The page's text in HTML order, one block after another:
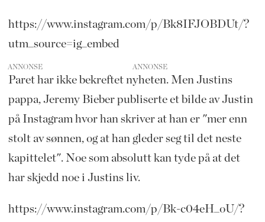
https://www.instagram.com/p/Bk8IFJOBDUt/?
utm_source=ig_embed
ANNONSE
Paret har ikke bekreftet nyheten. Men Justins
pappa, Jeremy Bieber publiserte et bilde av Justin
på Instagram hvor han skriver at han er "mer enn
stolt av sønnen, og at han gleder seg til det neste
kapittelet". Noe som absolutt kan tyde på at det
har skjedd noe i Justins liv.
https://www.instagram.com/p/Bk-c04eH_oU/?